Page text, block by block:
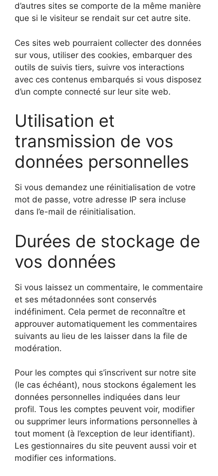
d’autres sites se comporte de la même manière
que si le visiteur se rendait sur cet autre site.
Ces sites web pourraient collecter des données
sur vous, utiliser des cookies, embarquer des
outils de suivis tiers, suivre vos interactions
avec ces contenus embarqués si vous disposez
d’un compte connecté sur leur site web.
Utilisation et
transmission de vos
données personnelles
Si vous demandez une réinitialisation de votre
mot de passe, votre adresse IP sera incluse
dans l’e-mail de réinitialisation.
Durées de stockage de
vos données
Si vous laissez un commentaire, le commentaire
et ses métadonnées sont conservés
indéfiniment. Cela permet de reconnaître et
approuver automatiquement les commentaires
suivants au lieu de les laisser dans la file de
modération.
Pour les comptes qui s’inscrivent sur notre site
(le cas échéant), nous stockons également les
données personnelles indiquées dans leur
profil. Tous les comptes peuvent voir, modifier
ou supprimer leurs informations personnelles à
tout moment (à l’exception de leur identifiant).
Les gestionnaires du site peuvent aussi voir et
modifier ces informations.